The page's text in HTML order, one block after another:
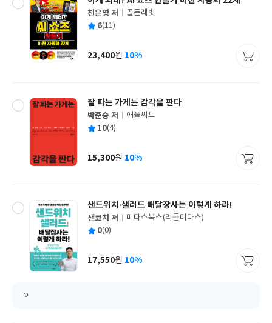
글
쓴
천은영 저
출
사
골든래빗
평 6(11)
가
23,400원 10%
잘 파는 가게는 감각을 판다
글
쓴
박준승 저
출
사
애플씨드
평 10(4)
가
15,300원 10%
샌드위치·샐러드 배달장사는 이렇게 하라!
글
쓴
샌코치 저
출
사
미다스북스(리틀미다스)
평 0(0)
가
17,550원 10%
ㅇ